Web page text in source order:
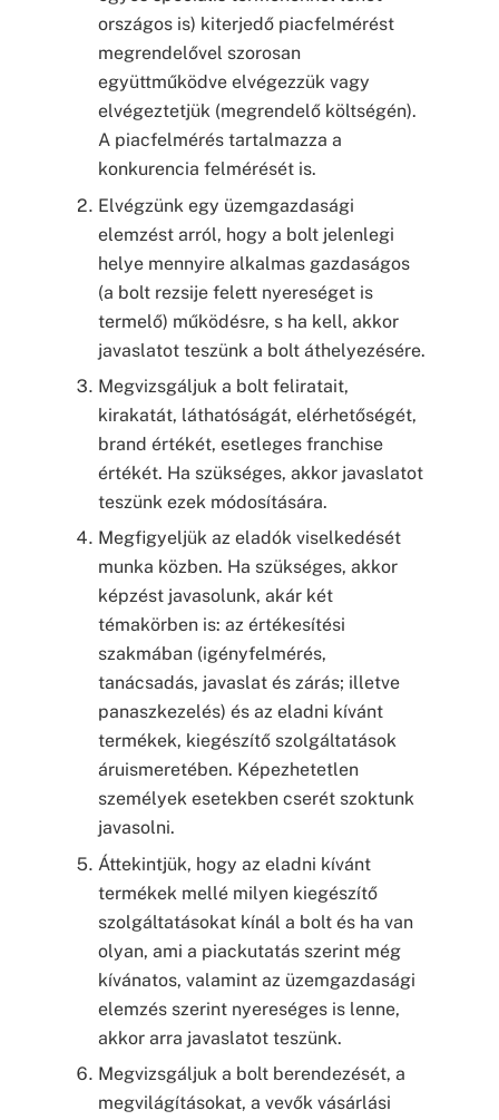
országos is) kiterjedő piacfelmérést
megrendelővel szorosan
együttműködve elvégezzük vagy
elvégeztetjük (megrendelő költségén).
A piacfelmérés tartalmazza a
konkurencia felmérését is.
Elvégzünk egy üzemgazdasági
elemzést arról, hogy a bolt jelenlegi
helye mennyire alkalmas gazdaságos
(a bolt rezsije felett nyereséget is
termelő) működésre, s ha kell, akkor
javaslatot teszünk a bolt áthelyezésére.
Megvizsgáljuk a bolt feliratait,
kirakatát, láthatóságát, elérhetőségét,
brand értékét, esetleges franchise
értékét. Ha szükséges, akkor javaslatot
teszünk ezek módosítására.
Megfigyeljük az eladók viselkedését
munka közben. Ha szükséges, akkor
képzést javasolunk, akár két
témakörben is: az értékesítési
szakmában (igényfelmérés,
tanácsadás, javaslat és zárás; illetve
panaszkezelés) és az eladni kívánt
termékek, kiegészítő szolgáltatások
áruismeretében. Képezhetetlen
személyek esetekben cserét szoktunk
javasolni.
Áttekintjük, hogy az eladni kívánt
termékek mellé milyen kiegészítő
szolgáltatásokat kínál a bolt és ha van
olyan, ami a piackutatás szerint még
kívánatos, valamint az üzemgazdasági
elemzés szerint nyereséges is lenne,
akkor arra javaslatot teszünk.
Megvizsgáljuk a bolt berendezését, a
megvilágításokat, a vevők vásárlási